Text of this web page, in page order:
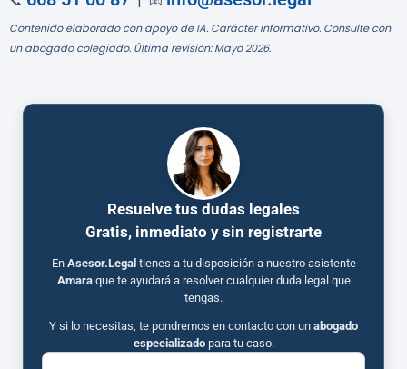
Contenido elaborado con apoyo de IA. Carácter informativo. Consulte con
un abogado colegiado. Última revisión: Mayo 2026.
Resuelve tus dudas legales
Gratis, inmediato y sin registrarte
En Asesor.Legal tienes a tu disposición a nuestro asistente
Amaraque te ayudará a resolver cualquier duda legal que
tengas.
Y si lo necesitas, te pondremos en contacto con un abogado
especializadopara tu caso.